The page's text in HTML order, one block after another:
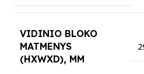
VIDINIO BLOKO
MATMENYS
(HXWXD), MM